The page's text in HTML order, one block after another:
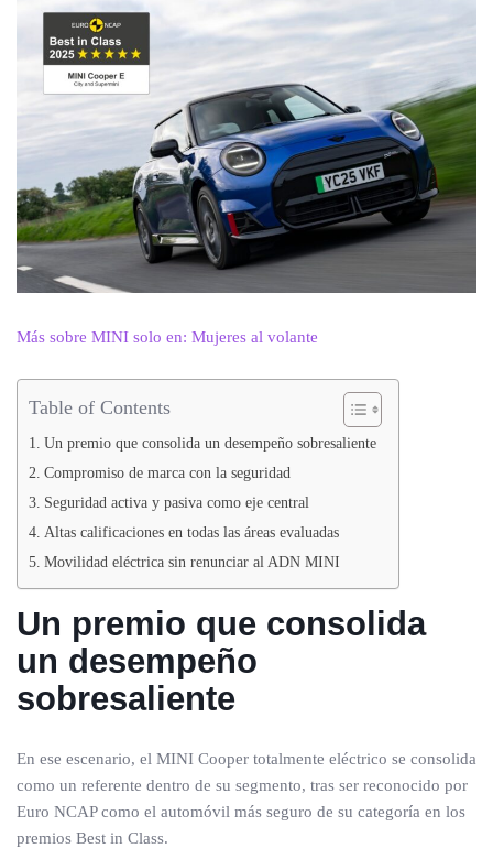
Más sobre MINI solo en: Mujeres al volante
Table of Contents
Un premio que consolida un desempeño sobresaliente
Compromiso de marca con la seguridad
Seguridad activa y pasiva como eje central
Altas calificaciones en todas las áreas evaluadas
Movilidad eléctrica sin renunciar al ADN MINI
Un premio que consolida
un desempeño
sobresaliente
En ese escenario, el MINI Cooper totalmente eléctrico se consolida
como un referente dentro de su segmento, tras ser reconocido por
Euro NCAP como el automóvil más seguro de su categoría en los
premios Best in Class.